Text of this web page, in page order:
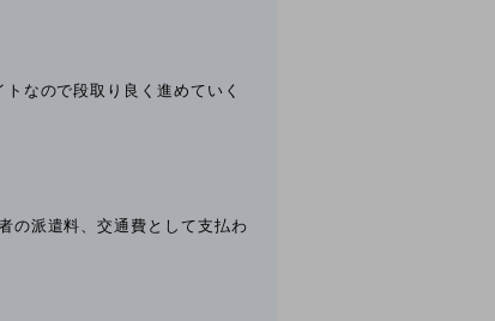
なので段取り良く進めていく
の派遣料、交通費として支払わ